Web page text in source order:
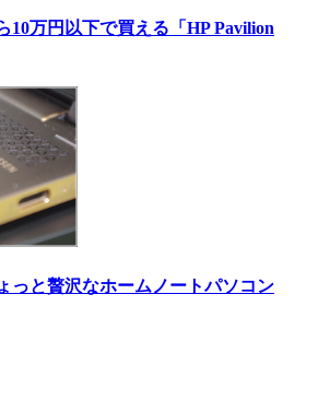
10万円以下で買える「HP Pavilion
っと贅沢なホームノートパソコン